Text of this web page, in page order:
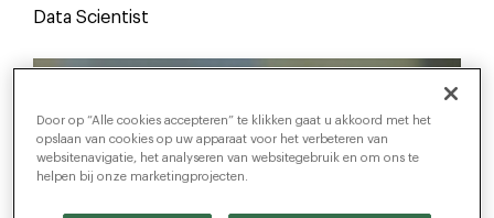
Data Scientist
Door op “Alle cookies accepteren” te klikken gaat u akkoord met het
opslaan van cookies op uw apparaat voor het verbeteren van
websitenavigatie, het analyseren van websitegebruik en om ons te
helpen bij onze marketingprojecten.